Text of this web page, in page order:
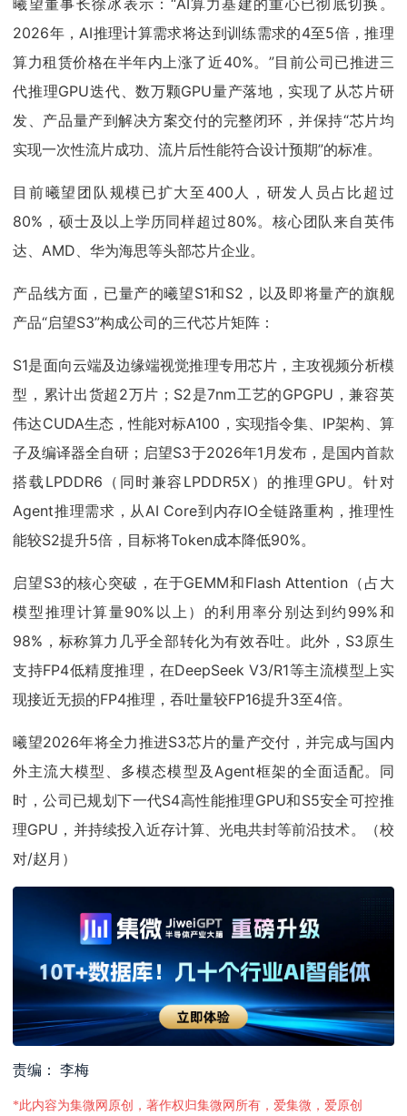
曦望董事长徐冰表示：“AI算力基建的重心已彻底切换。
2026年，AI推理计算需求将达到训练需求的4至5倍，推理
算力租赁价格在半年内上涨了近40%。”目前公司已推进三
代推理GPU迭代、数万颗GPU量产落地，实现了从芯片研
发、产品量产到解决方案交付的完整闭环，并保持“芯片均
实现一次性流片成功、流片后性能符合设计预期”的标准。
目前曦望团队规模已扩大至400人，研发人员占比超过
80%，硕士及以上学历同样超过80%。核心团队来自英伟
达、AMD、华为海思等头部芯片企业。
产品线方面，已量产的曦望S1和S2，以及即将量产的旗舰
产品“启望S3”构成公司的三代芯片矩阵：
S1是面向云端及边缘端视觉推理专用芯片，主攻视频分析模
型，累计出货超2万片；S2是7nm工艺的GPGPU，兼容英
伟达CUDA生态，性能对标A100，实现指令集、IP架构、算
子及编译器全自研；启望S3于2026年1月发布，是国内首款
搭载LPDDR6（同时兼容LPDDR5X）的推理GPU。针对
Agent推理需求，从AI Core到内存IO全链路重构，推理性
能较S2提升5倍，目标将Token成本降低90%。
启望S3的核心突破，在于GEMM和Flash Attention（占大
模型推理计算量90%以上）的利用率分别达到约99%和
98%，标称算力几乎全部转化为有效吞吐。此外，S3原生
支持FP4低精度推理，在DeepSeek V3/R1等主流模型上实
现接近无损的FP4推理，吞吐量较FP16提升3至4倍。
曦望2026年将全力推进S3芯片的量产交付，并完成与国内
外主流大模型、多模态模型及Agent框架的全面适配。同
时，公司已规划下一代S4高性能推理GPU和S5安全可控推
理GPU，并持续投入近存计算、光电共封等前沿技术。（校
对/赵月）
责编： 李梅
*此内容为集微网原创，著作权归集微网所有，爱集微，爱原创